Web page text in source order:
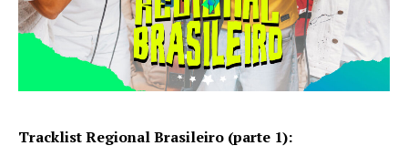
Tracklist Regional Brasileiro (parte 1):